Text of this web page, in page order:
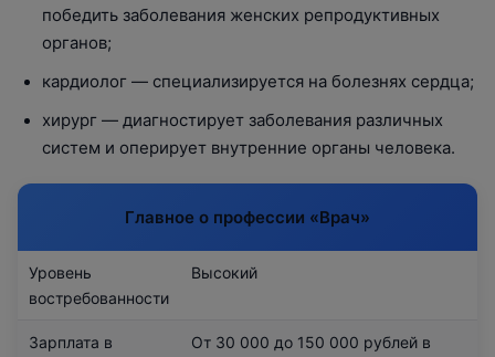
победить заболевания женских репродуктивных
органов;
кардиолог — специализируется на болезнях сердца;
хирург — диагностирует заболевания различных
систем и оперирует внутренние органы человека.
Главное о профессии «‎Врач»
Уровень
востребованности
Высокий
Зарплата в
От 30 000 до 150 000 рублей в